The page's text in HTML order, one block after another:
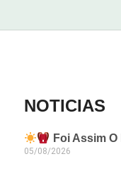
NOTICIAS
Foi Assim
05/08/2026